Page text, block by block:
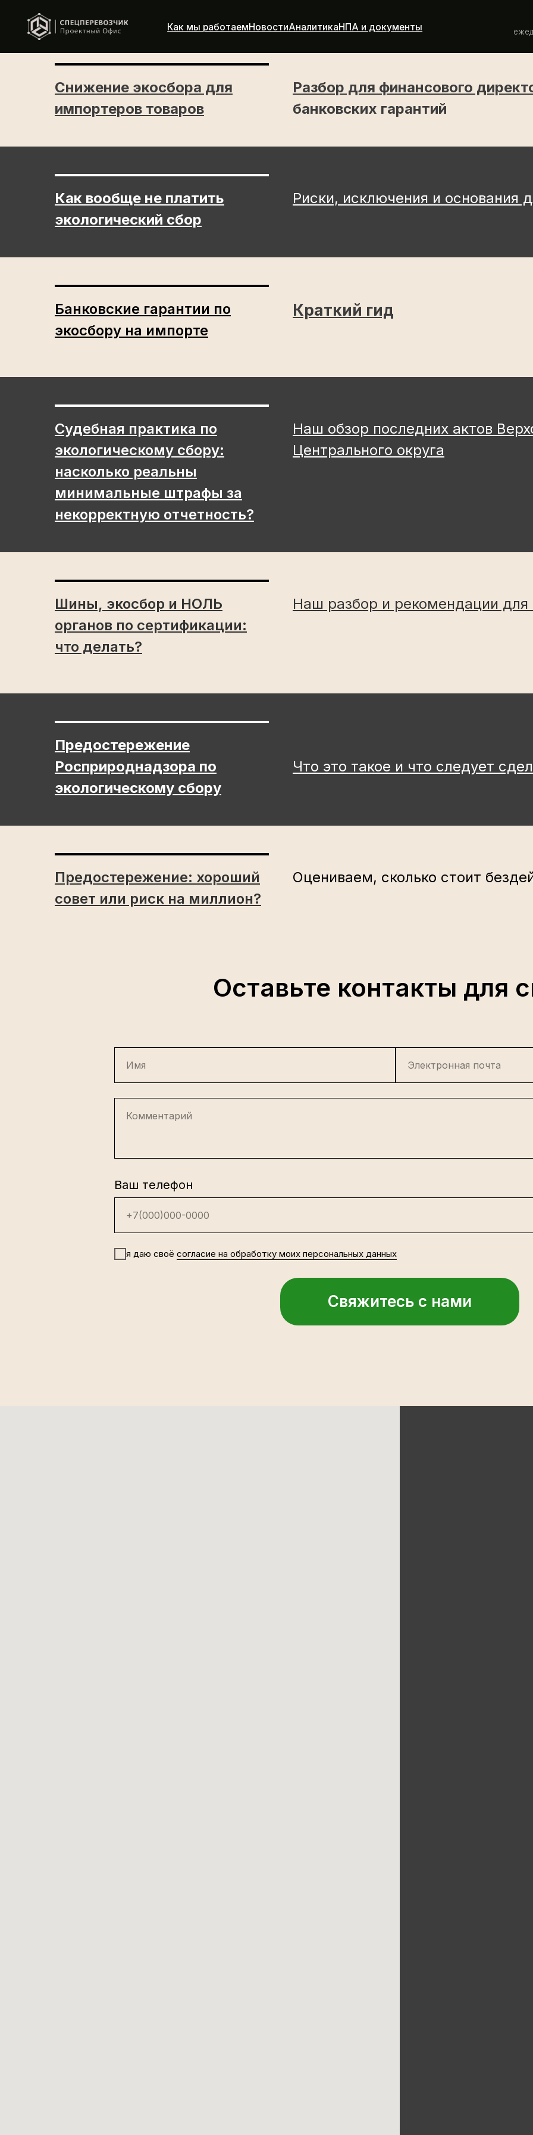
Как мы работаемНовостиАналитикаНПА и документы + 7 800 505
ежедневно с 9:00
Снижение экосбора для
импортеров товаров
Разбор для финансового
банковских гарантий
Как вообще не платить
экологический сбор
Риски, исключения и основания
Банковские гарантии по
экосбору на импорте
Краткий гид
Судебная практика по
экологическому сбору:
насколько реальны
минимальные штрафы за
некорректную отчетность?
Наш обзор последних актов
Центрального округа
Шины, экосбор и НОЛЬ
органов по сертификации:
что делать?
Наш разбор и рекомендации для
Предостережение
Росприроднадзора по
экологическому сбору
Что это такое и что следует
Предостережение: хороший
совет или риск на миллион?
Оцениваем, сколько стоит
Оставьте контакты для
Имя Электронная почта
Комментарий
Ваш телефон
+7(000)000-0000
я даю своё согласие на обработку моих персональных данных
Свяжитесь с нами